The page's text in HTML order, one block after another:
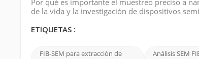
Por qué es importante el muestreo preciso a
de la vida y la investigación de dispositivos
aislando orgánulos de...
ETIQUETAS :
FIB-SEM para extracción de
Análisis SEM